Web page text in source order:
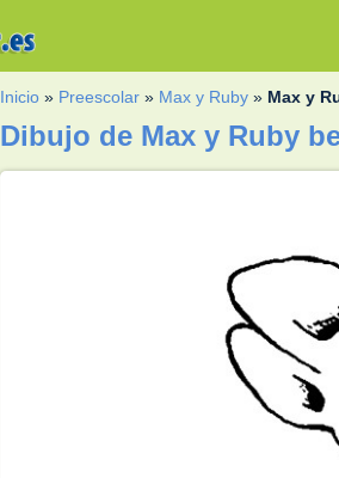
Inicio » Preescolar » Max y Ruby » Max y
Dibujo de Max y Ruby